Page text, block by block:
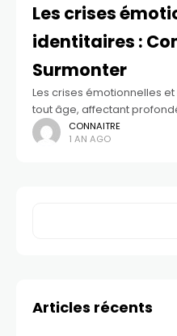
Les crises
identitaires :
Surmonter
Les crises émotionnelles
tout âge, affectant
relations. Elles sont
événements
CONNAITRE
1 AN AGO
Articles récents